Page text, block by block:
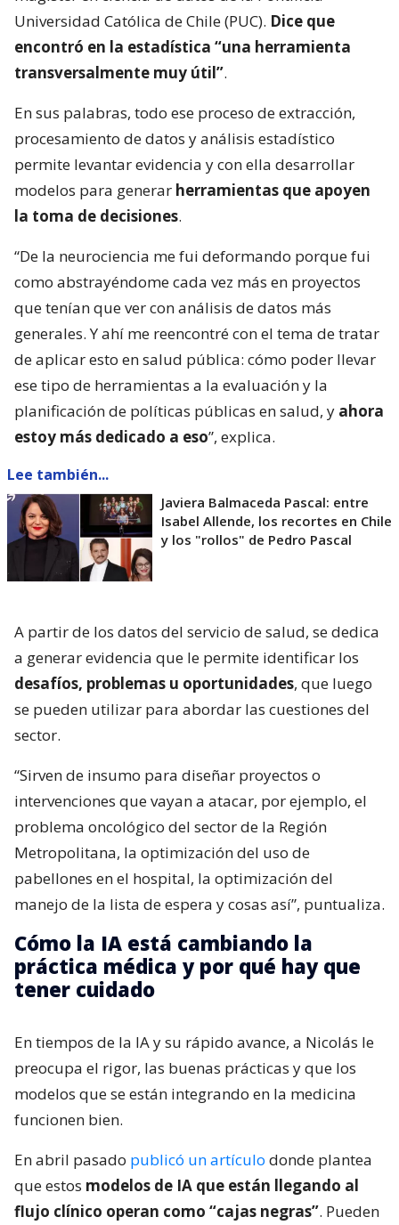
Universidad Católica de Chile (PUC). Dice que
encontró en la estadística “una herramienta
transversalmente muy útil”.
En sus palabras, todo ese proceso de extracción,
procesamiento de datos y análisis estadístico
permite levantar evidencia y con ella desarrollar
modelos para generar herramientas que apoyen
la toma de decisiones.
“De la neurociencia me fui deformando porque fui
como abstrayéndome cada vez más en proyectos
que tenían que ver con análisis de datos más
generales. Y ahí me reencontré con el tema de tratar
de aplicar esto en salud pública: cómo poder llevar
ese tipo de herramientas a la evaluación y la
planificación de políticas públicas en salud, y ahora
estoy más dedicado a eso”, explica.
Lee también...
Javiera Balmaceda Pascal: entre
Isabel Allende, los recortes en Chile
y los "rollos" de Pedro Pascal
A partir de los datos del servicio de salud, se dedica
a generar evidencia que le permite identificar los
desafíos, problemas u oportunidades, que luego
se pueden utilizar para abordar las cuestiones del
sector.
“Sirven de insumo para diseñar proyectos o
intervenciones que vayan a atacar, por ejemplo, el
problema oncológico del sector de la Región
Metropolitana, la optimización del uso de
pabellones en el hospital, la optimización del
manejo de la lista de espera y cosas así”, puntualiza.
Cómo la IA está cambiando la
práctica médica y por qué hay que
tener cuidado
En tiempos de la IA y su rápido avance, a Nicolás le
preocupa el rigor, las buenas prácticas y que los
modelos que se están integrando en la medicina
funcionen bien.
En abril pasado publicó un artículo donde plantea
que estos modelos de IA que están llegando al
flujo clínico operan como “cajas negras”. Pueden